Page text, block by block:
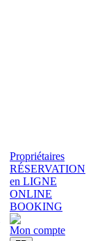
Propriétaires
RÉSERVATION
en LIGNE
ONLINE
BOOKING
Mon compte